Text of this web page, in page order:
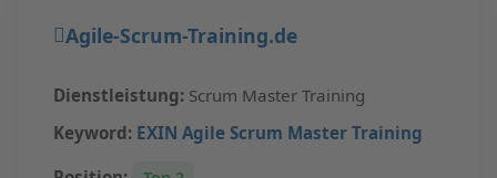
Agile-Scrum-Training.de
Dienstleistung: Scrum Master Training
Keyword: EXIN Agile Scrum Master Training